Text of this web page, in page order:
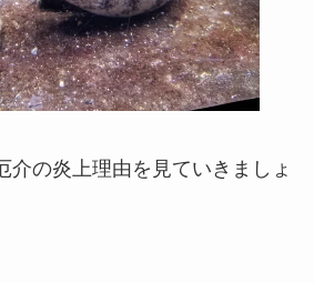
介の炎上理由を見ていきましょ